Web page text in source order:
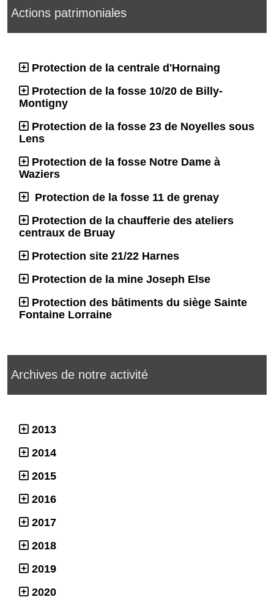
Actions patrimoniales
Protection de la centrale d'Hornaing
Protection de la fosse 10/20 de Billy-
Montigny
Protection de la fosse 23 de Noyelles sous
Lens
Protection de la fosse Notre Dame à
Waziers
Protection de la fosse 11 de grenay
Protection de la chaufferie des ateliers
centraux de Bruay
Protection site 21/22 Harnes
Protection de la mine Joseph Else
Protection des bâtiments du siège Sainte
Fontaine Lorraine
Archives de notre activité
2013
2014
2015
2016
2017
2018
2019
2020